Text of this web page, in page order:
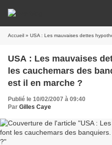
Accueil » USA : Les mauvaises dettes hypothécaires font les
USA : Les mauvaises
les cauchemars des
est il en marche ?
Publié le 10/02/2007 à 09:40
Par Gilles Caye